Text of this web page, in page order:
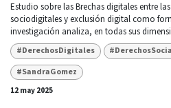
Estudio sobre las Brechas digitales entre
sociodigitales y exclusión digital como
investigación analiza, en todas sus
#DerechosDigitales
#SandraGomez
12 may 2025